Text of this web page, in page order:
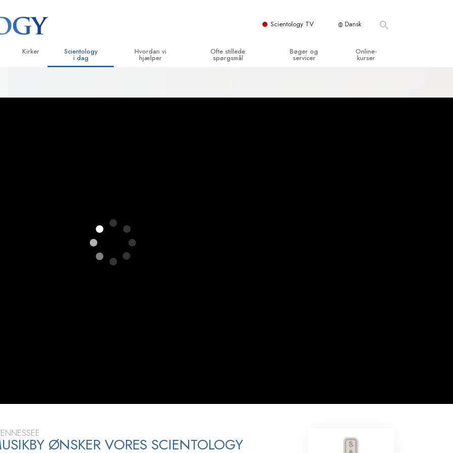
Scientology TV Dansk
Kirker Scientology
i dag
Hvordan vi
hjælper
Scientology Kirkens Frivillige
Hjælpere
Ofte stillede
spørgsmål
Bøger og
servicer
Online-
kurser
ØNSKER VORES SCIENTOLOGY